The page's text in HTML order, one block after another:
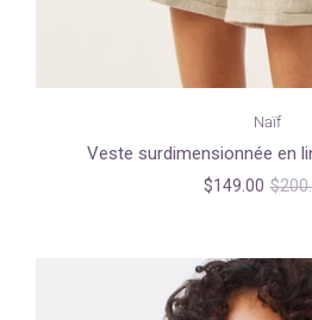
Naïf
Veste surdimensionnée en
$149.00